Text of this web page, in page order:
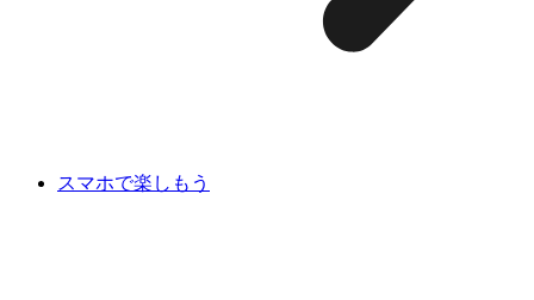
スマホで楽しもう